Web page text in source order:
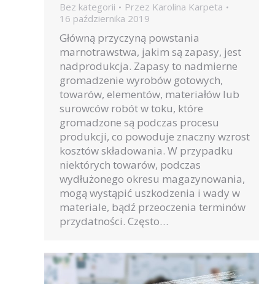
Bez kategorii Przez Karolina Karpeta
16 października 2019
Główną przyczyną powstania
marnotrawstwa, jakim są zapasy, jest
nadprodukcja. Zapasy to nadmierne
gromadzenie wyrobów gotowych,
towarów, elementów, materiałów lub
surowców robót w toku, które
gromadzone są podczas procesu
produkcji, co powoduje znaczny wzrost
kosztów składowania. W przypadku
niektórych towarów, podczas
wydłużonego okresu magazynowania,
mogą wystąpić uszkodzenia i wady w
materiale, bądź przeoczenia terminów
przydatności. Często…